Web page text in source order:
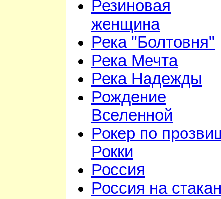
Резиновая
женщина
Река "Болтовня"
Река Мечта
Река Надежды
Рождение
Вселенной
Рокер по
Рокки
Россия
Россия на